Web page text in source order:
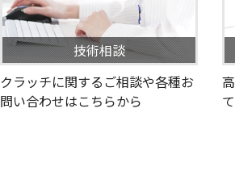
技術相談
クラッチに関するご相談や各種お
問い合わせはこちらから